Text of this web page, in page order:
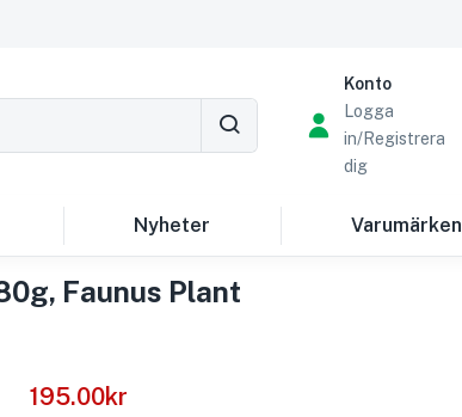
Konto
Logga
in/Registrera
dig
Nyheter Varumärken
Faunus Plant
195.00kr